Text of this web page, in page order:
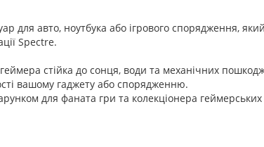
для авто, ноутбука або ігрового спорядження, який
Spectre.
стійка до сонця, води та механічних
вашому гаджету або спорядженню.
для фаната гри та колекціонера геймерських